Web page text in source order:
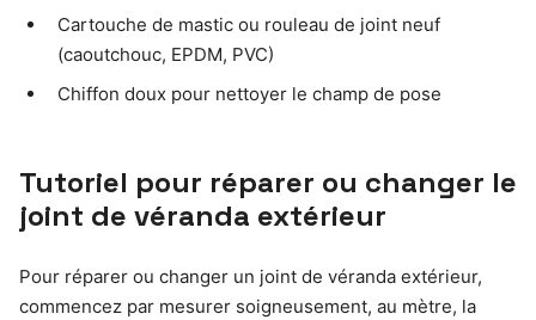
Cartouche de mastic ou rouleau de joint neuf
(caoutchouc, EPDM, PVC)
Chiffon doux pour nettoyer le champ de pose
Tutoriel pour réparer ou changer le
joint de véranda extérieur
Pour réparer ou changer un joint de véranda extérieur,
commencez par mesurer soigneusement, au mètre, la